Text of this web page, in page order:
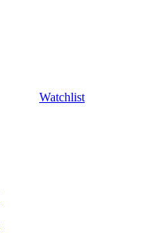
Watchlist